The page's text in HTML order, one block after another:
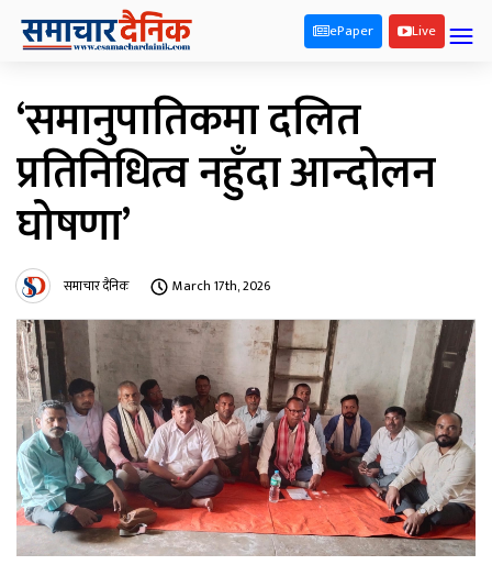
ePaper Live
‘समानुपातिकमा दलित
प्रतिनिधित्व नहुँदा आन्दोलन
घोषणा’
समाचार दैनिक March 17th, 2026